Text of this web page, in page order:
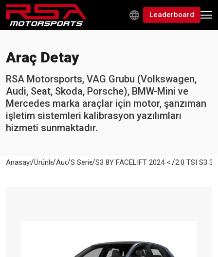
Leaderboard
Araç Detay
RSA Motorsports, VAG Grubu (Volkswagen,
Audi, Seat, Skoda, Porsche), BMW-Mini ve
Mercedes marka araçlar için motor, şanzıman
işletim sistemleri kalibrasyon yazılımları
hizmeti sunmaktadır.
Anasayfa
/Ürünler
/Audi/S Series
/S3 8Y FACELIFT 2024 < After
/2.0 TSI S3